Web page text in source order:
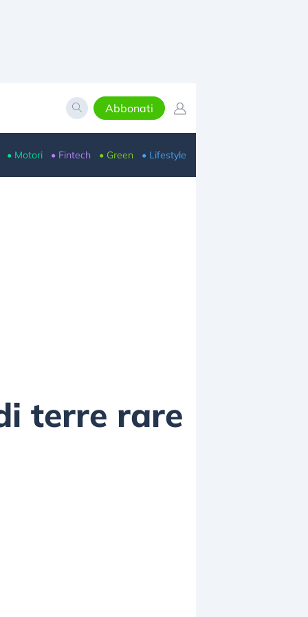
Abbonati
• Motori • Fintech • Green • Lifestyle
terre rare